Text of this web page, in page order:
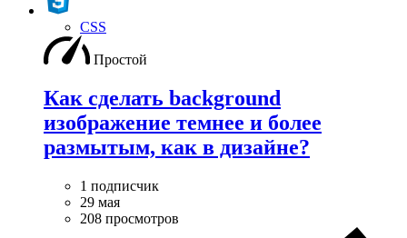
CSS
Простой
Как сделать background
изображение темнее и более
размытым, как в дизайне?
1 подписчик
29 мая
208 просмотров